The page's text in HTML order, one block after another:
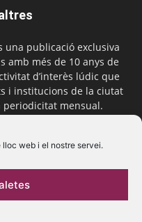
web i el nostre servei.
una publicació exclusiva
amb més de 10 anys de
d’interès lúdic que
i institucions de la ciutat
periodicitat mensual.